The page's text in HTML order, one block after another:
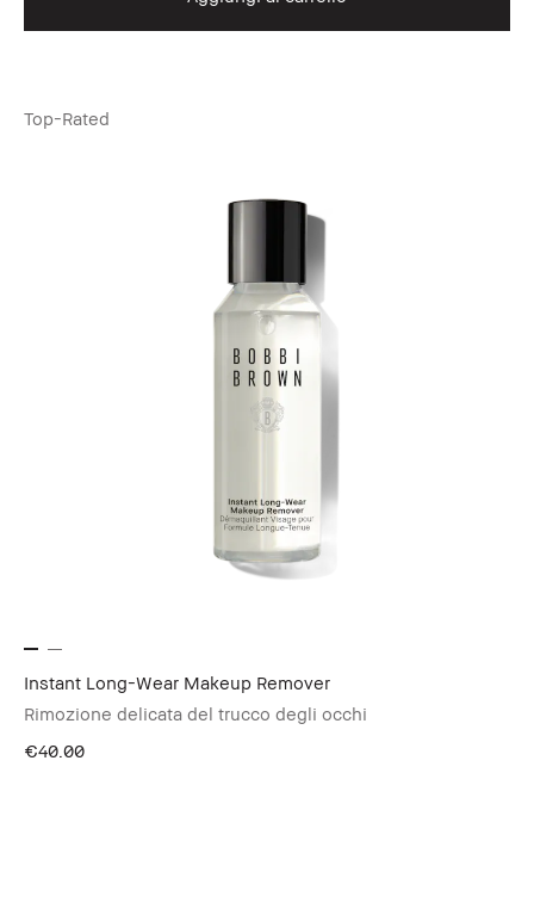
Top-Rated
Instant Long-Wear Makeup Remover
Rimozione delicata del trucco degli occhi
€40.00